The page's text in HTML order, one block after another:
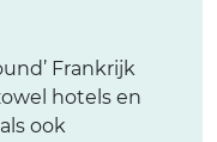
Frankrijk
hotels en
ook